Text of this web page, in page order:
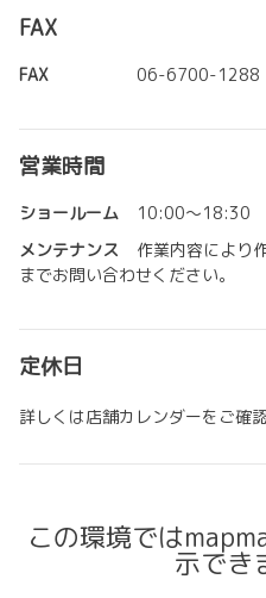
FAX
FAX 06-6700-1288
営業時間
ショールーム
10:00～18:30
メンテナンス
作業内容により
までお問い合わせください。
定休日
詳しくは店舗カレンダーをご確
この環境では
示でき